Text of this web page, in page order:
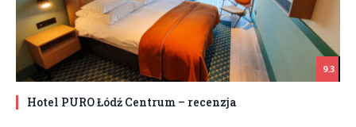
9.3
Hotel PURO Łódź Centrum – recenzja